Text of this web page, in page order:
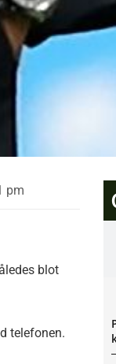
pm
blot
telefonen.